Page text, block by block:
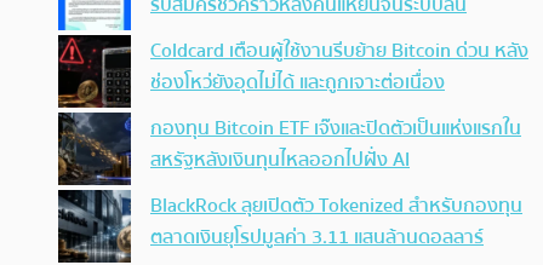
Coldcard เตือนผู้ใช้งานรีบย้าย Bitcoin ด่วน หลัง
ช่องโหว่ยังอุดไม่ได้ และถูกเจาะต่อเนื่อง
กองทุน Bitcoin ETF เจ๊งและปิดตัวเป็นแห่งแรกใน
สหรัฐหลังเงินทุนไหลออกไปฝั่ง AI
BlackRock ลุยเปิดตัว Tokenized สำหรับกองทุน
ตลาดเงินยุโรปมูลค่า 3.11 แสนล้านดอลลาร์